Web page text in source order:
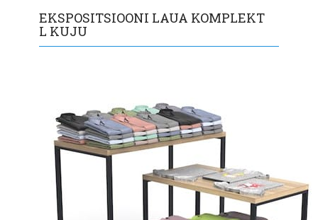
EKSPOSITSIOONI LAUA KOMPLEKT
L KUJU